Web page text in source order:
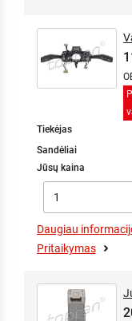
Tiekėjas
Sandėliai
Jūsų kaina
Daugiau
Pritaikymas